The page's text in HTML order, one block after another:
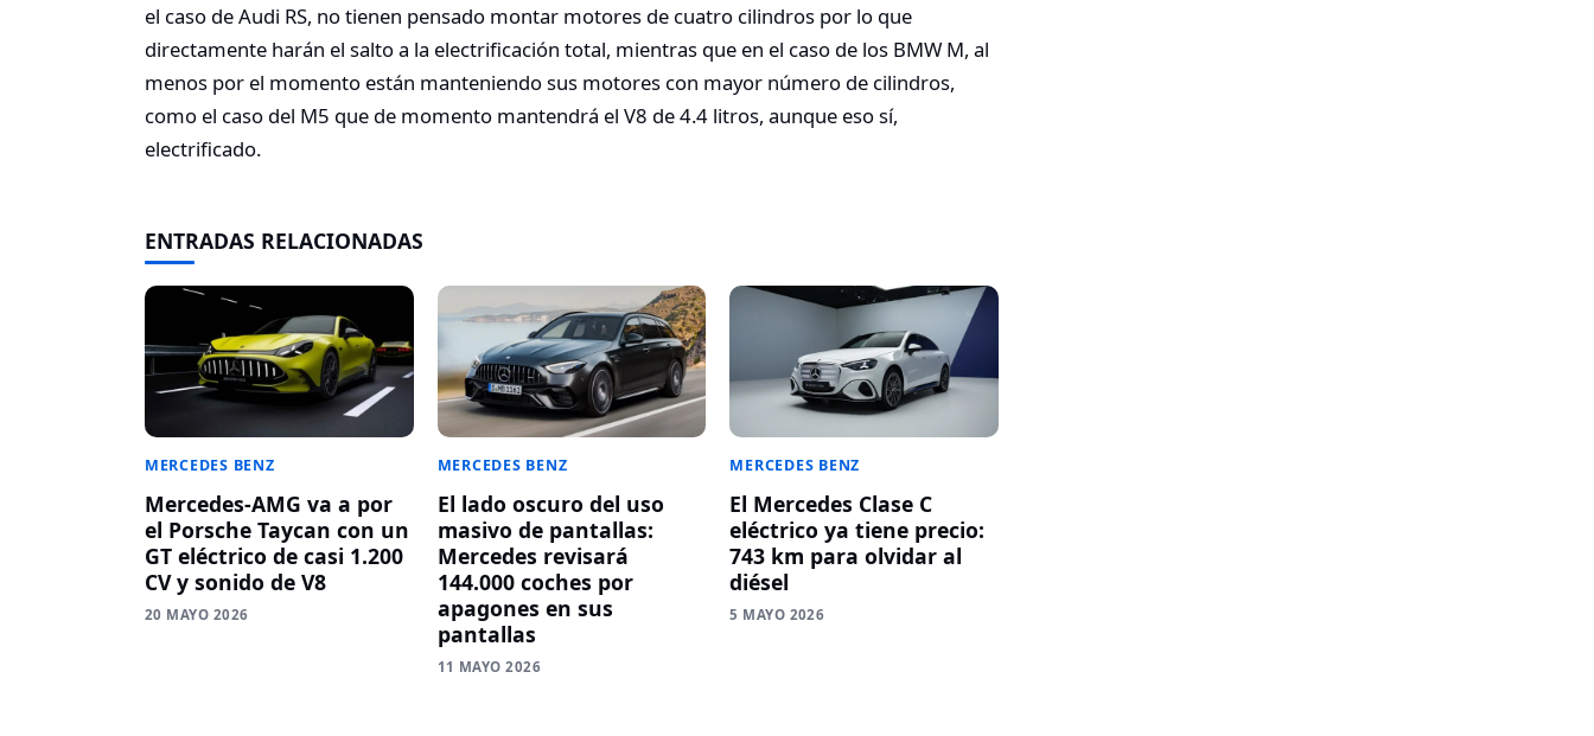
el caso de Audi RS, no tienen pensado montar motores de cuatro cilindros por lo que
directamente harán el salto a la electrificación total, mientras que en el caso de los BMW M, al
menos por el momento están manteniendo sus motores con mayor número de cilindros,
como el caso del M5 que de momento mantendrá el V8 de 4.4 litros, aunque eso sí,
electrificado.
ENTRADAS RELACIONADAS
MERCEDES BENZ
Mercedes-AMG va a por
el Porsche Taycan con un
GT eléctrico de casi 1.200
CV y sonido de V8
20 MAYO 2026
MERCEDES BENZ
El lado oscuro del uso
masivo de pantallas:
Mercedes revisará
144.000 coches por
apagones en sus
pantallas
11 MAYO 2026
MERCEDES BENZ
El Mercedes Clase C
eléctrico ya tiene precio:
743 km para olvidar al
diésel
5 MAYO 2026